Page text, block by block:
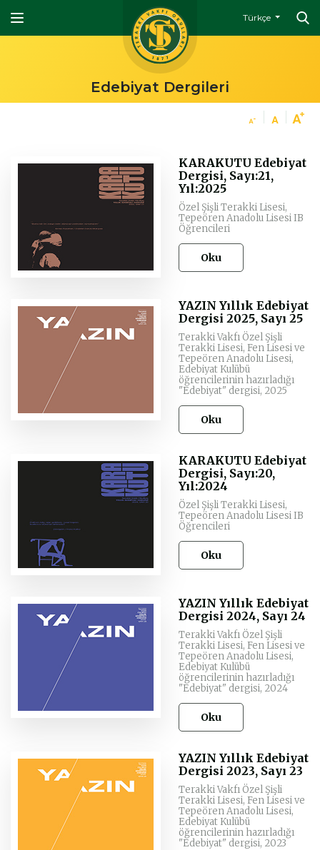
Türkçe
Edebiyat Dergileri
KARAKUTU Edebiyat
Dergisi, Sayı:21,
Yıl:2025
Özel Şişli Terakki Lisesi,
Tepeören Anadolu Lisesi IB
Öğrencileri
Oku
YAZIN Yıllık Edebiyat
Dergisi 2025, Sayı 25
Terakki Vakfı Özel Şişli
Terakki Lisesi, Fen Lisesi ve
Tepeören Anadolu Lisesi,
Edebiyat Kulübü
öğrencilerinin hazırladığı
"Edebiyat" dergisi, 2025
Oku
KARAKUTU Edebiyat
Dergisi, Sayı:20,
Yıl:2024
Özel Şişli Terakki Lisesi,
Tepeören Anadolu Lisesi IB
Öğrencileri
Oku
YAZIN Yıllık Edebiyat
Dergisi 2024, Sayı 24
Terakki Vakfı Özel Şişli
Terakki Lisesi, Fen Lisesi ve
Tepeören Anadolu Lisesi,
Edebiyat Kulübü
öğrencilerinin hazırladığı
"Edebiyat" dergisi, 2024
Oku
YAZIN Yıllık Edebiyat
Dergisi 2023, Sayı 23
Terakki Vakfı Özel Şişli
Terakki Lisesi, Fen Lisesi ve
Tepeören Anadolu Lisesi,
Edebiyat Kulübü
öğrencilerinin hazırladığı
"Edebiyat" dergisi, 2023